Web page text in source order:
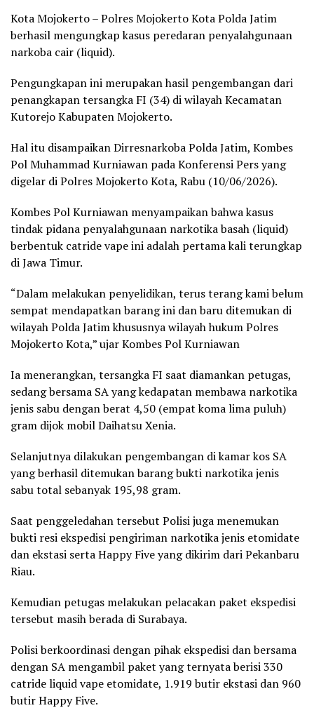
Kota Mojokerto – Polres Mojokerto Kota Polda Jatim
berhasil mengungkap kasus peredaran penyalahgunaan
narkoba cair (liquid).
Pengungkapan ini merupakan hasil pengembangan dari
penangkapan tersangka FI (34) di wilayah Kecamatan
Kutorejo Kabupaten Mojokerto.
Hal itu disampaikan Dirresnarkoba Polda Jatim, Kombes
Pol Muhammad Kurniawan pada Konferensi Pers yang
digelar di Polres Mojokerto Kota, Rabu (10/06/2026).
Kombes Pol Kurniawan menyampaikan bahwa kasus
tindak pidana penyalahgunaan narkotika basah (liquid)
berbentuk catride vape ini adalah pertama kali terungkap
di Jawa Timur.
“Dalam melakukan penyelidikan, terus terang kami belum
sempat mendapatkan barang ini dan baru ditemukan di
wilayah Polda Jatim khususnya wilayah hukum Polres
Mojokerto Kota,” ujar Kombes Pol Kurniawan
Ia menerangkan, tersangka FI saat diamankan petugas,
sedang bersama SA yang kedapatan membawa narkotika
jenis sabu dengan berat 4,50 (empat koma lima puluh)
gram dijok mobil Daihatsu Xenia.
Selanjutnya dilakukan pengembangan di kamar kos SA
yang berhasil ditemukan barang bukti narkotika jenis
sabu total sebanyak 195,98 gram.
Saat penggeledahan tersebut Polisi juga menemukan
bukti resi ekspedisi pengiriman narkotika jenis etomidate
dan ekstasi serta Happy Five yang dikirim dari Pekanbaru
Riau.
Kemudian petugas melakukan pelacakan paket ekspedisi
tersebut masih berada di Surabaya.
Polisi berkoordinasi dengan pihak ekspedisi dan bersama
dengan SA mengambil paket yang ternyata berisi 330
catride liquid vape etomidate, 1.919 butir ekstasi dan 960
butir Happy Five.